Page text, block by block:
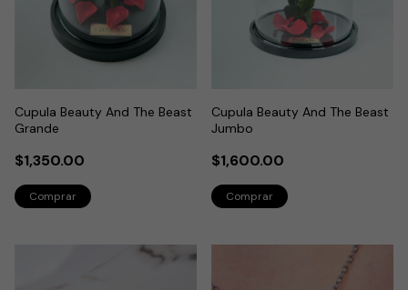
Cupula Beauty And The Beast
Grande
$1,350.00
Cupula Beauty And The Beast
Jumbo
$1,600.00